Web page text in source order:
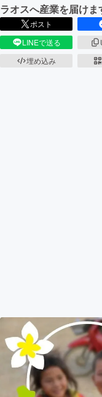
ラオスへ産業を届けま
ポスト
LINEで送る
埋め込み